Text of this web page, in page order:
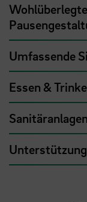
Umfassende
Essen &
Sanitäranlagen